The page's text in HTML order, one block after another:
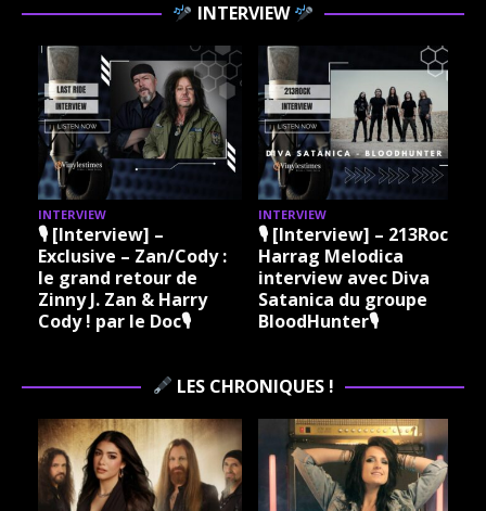
INTERVIEW
INTERVIEW
🎙 [Interview] –
Exclusive – Zan/Cody :
le grand retour de
Zinny J. Zan & Harry
Cody ! par le Doc🎙
INTERVIEW
🎙 [Interview] – 213Rock
Harrag Melodica
interview avec Diva
Satanica du groupe
BloodHunter🎙
LES CHRONIQUES !